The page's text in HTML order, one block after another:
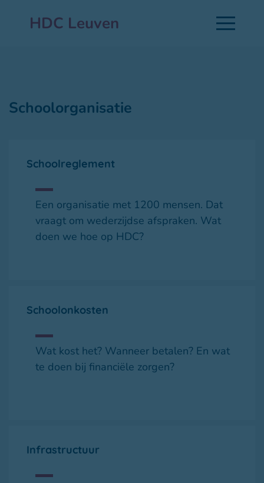
HDC Leuven
Schoolorganisatie
Schoolreglement
Een organisatie met 1200 mensen. Dat
vraagt om wederzijdse afspraken. Wat
doen we hoe op HDC?
Schoolonkosten
Wat kost het? Wanneer betalen? En wat
te doen bij financiële zorgen?
Infrastructuur